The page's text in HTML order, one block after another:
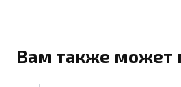
Вам также может